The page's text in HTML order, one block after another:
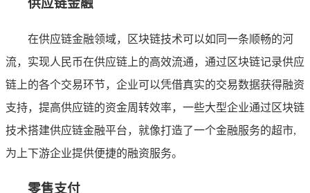
供应链金融
在供应链金融领域，区块链技术可以如同一条顺畅的河
流，实现人民币在供应链上的高效流通，通过区块链记录供应
链上的各个交易环节，企业可以凭借真实的交易数据获得融资
支持，提高供应链的资金周转效率，一些大型企业通过区块链
技术搭建供应链金融平台，就像打造了一个金融服务的超市,
为上下游企业提供便捷的融资服务。
零售支付